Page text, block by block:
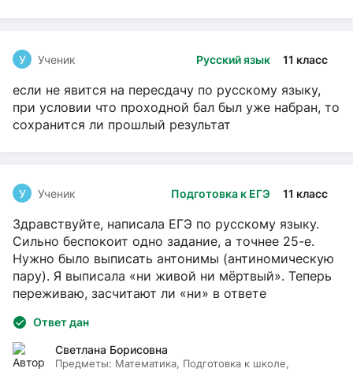
Русский язык 11 класс
У Ученик
если не явится на пересдачу по русскому языку,
при условии что проходной бал был уже набран, то
сохранится ли прошлый результат
Подготовка к ЕГЭ 11 класс
У Ученик
Здравствуйте, написала ЕГЭ по русскому языку.
Сильно беспокоит одно задание, а точнее 25-е.
Нужно было выписать антонимы (антиномическую
пару). Я выписала «ни живой ни мёртвый». Теперь
переживаю, засчитают ли «ни» в ответе
Ответ дан
Светлана Борисовна
Предметы: Математика, Подготовка к школе,